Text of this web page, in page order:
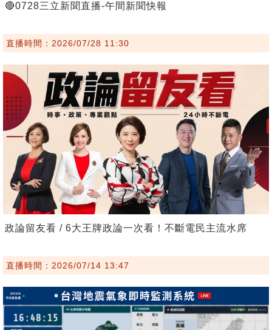
🔴0728三立新聞直播-午間新聞快報
直播時間：2026/07/28 11:30
政論留友看 / 6大王牌政論一次看！不斷電民主流水席
直播時間：2026/07/14 13:47